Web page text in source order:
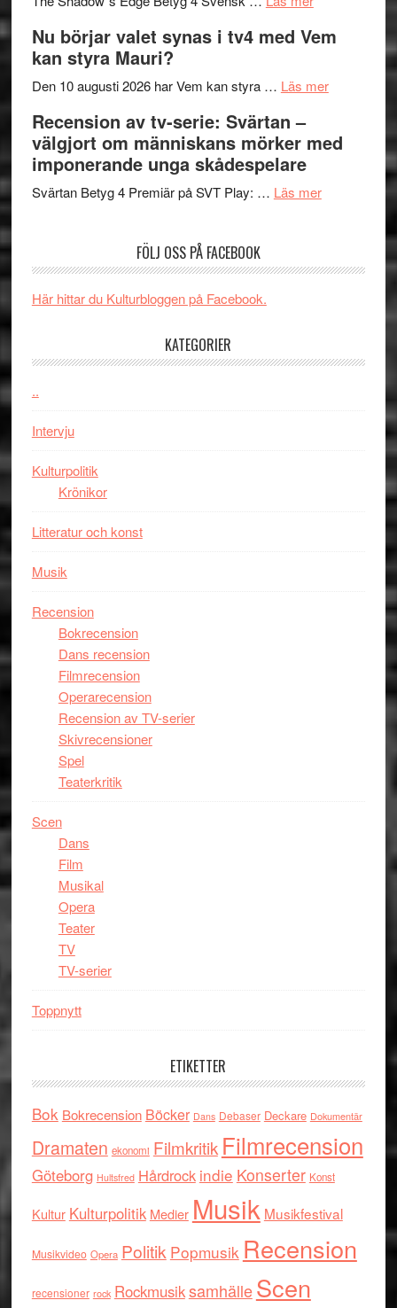
Artipelag
samtal
teater
The
´s
rolig
spännande
Chan
Nu börjar valet synas i tv4 med Vem
kan styra Mauri?
Den 10 augusti 2026 har Vem kan styra … Läs merom
valet
kan
Recension av tv-serie: Svärtan –
välgjort om människans mörker med
imponerande unga skådespelare
Svärtan Betyg 4 Premiär på SVT Play: … Läs merom
serie:
om
imponerande
FÖLJ OSS PÅ FACEBOOK
Här hittar du Kulturbloggen på Facebook.
KATEGORIER
..
Intervju
Kulturpolitik
Krönikor
Litteratur och konst
Musik
Recension
Bokrecension
Dans recension
Filmrecension
Operarecension
Recension av TV-serier
Skivrecensioner
Spel
Teaterkritik
Scen
Dans
Film
Musikal
Opera
Teater
TV
TV-serier
Toppnytt
ETIKETTER
Bok Bokrecension Böcker Dans Debaser Deckare Dokumentär
Dramaten ekonomi Filmkritik Filmrecension
Göteborg Hultsfred Hårdrock indie Konserter Konst
Kultur Kulturpolitik Medier Musik Musikfestival
Musikvideo Opera Politik Popmusik Recension
recensioner rock RockmusiksamhälleScen